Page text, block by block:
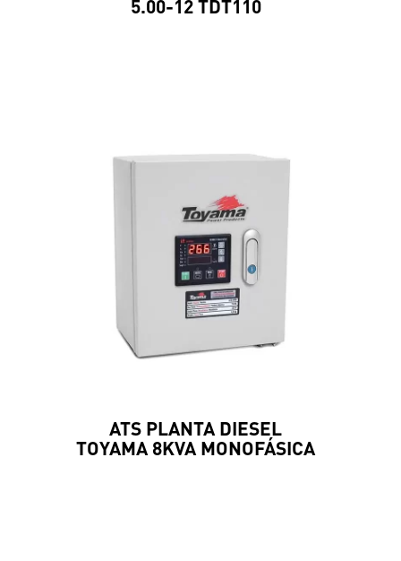
5.00-12 TDT110
ATS PLANTA DIESEL
TOYAMA 8KVA MONOFÁSICA